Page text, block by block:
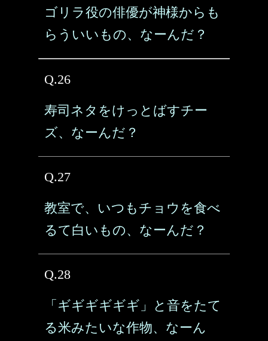
ゴリラ役の俳優が神様からも
らういいもの、なーんだ？
Q.26
寿司ネタをけっとばすチー
ズ、なーんだ？
Q.27
教室で、いつもチョウを食べ
るて白いもの、なーんだ？
Q.28
「ギギギギギギ」と音をたて
る米みたいな作物、なーん